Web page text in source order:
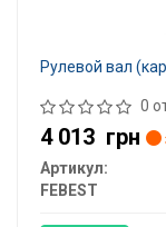
Рулевой вал
0
4 013 грн
Артикул:
FEBEST